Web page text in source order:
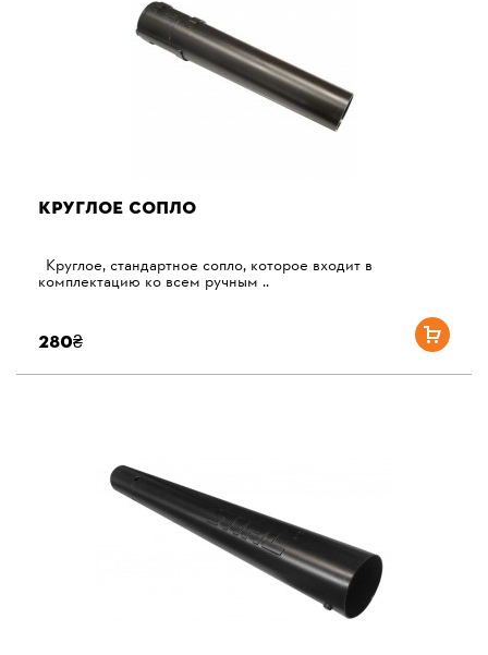
КРУГЛОЕ СОПЛО
Круглое, стандартное сопло, которое входит в
комплектацию ко всем ручным ..
280₴